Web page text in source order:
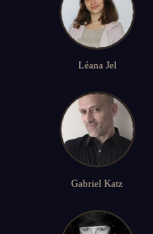
Léana Jel
Gabriel Katz